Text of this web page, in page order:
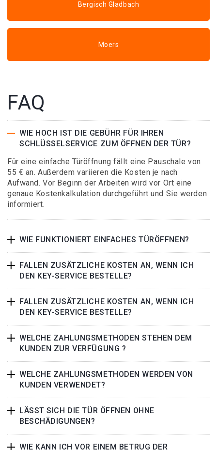
Bergisch Gladbach
Moers
FAQ
WIE HOCH IST DIE GEBÜHR FÜR IHREN
SCHLÜSSELSERVICE ZUM ÖFFNEN DER TÜR?
Für eine einfache Türöffnung fällt eine Pauschale von
55 € an. Außerdem variieren die Kosten je nach
Aufwand. Vor Beginn der Arbeiten wird vor Ort eine
genaue Kostenkalkulation durchgeführt und Sie werden
informiert.
WIE FUNKTIONIERT EINFACHES TÜRÖFFNEN?
FALLEN ZUSÄTZLICHE KOSTEN AN, WENN ICH
DEN KEY-SERVICE BESTELLE?
FALLEN ZUSÄTZLICHE KOSTEN AN, WENN ICH
DEN KEY-SERVICE BESTELLE?
WELCHE ZAHLUNGSMETHODEN STEHEN DEM
KUNDEN ZUR VERFÜGUNG ?
WELCHE ZAHLUNGSMETHODEN WERDEN VON
KUNDEN VERWENDET?
LÄSST SICH DIE TÜR ÖFFNEN OHNE
BESCHÄDIGUNGEN?
WIE KANN ICH VOR EINEM BETRUG DER